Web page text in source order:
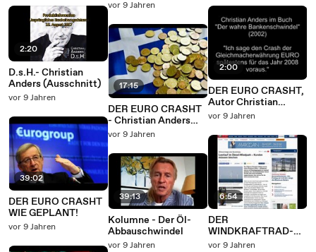
2:20
D.s.H.- Christian
Anders (Ausschnitt)
vor 9 Jahren
39:02
DER EURO CRASHT
WIE GEPLANT!
vor 9 Jahren
vor 9 Jahren
17:15
DER EURO CRASHT
- Christian Anders
liest aus seinem Buch
vor 9 Jahren
39:13
Kolumne - Der Öl-
Abbauschwindel
vor 9 Jahren
2:00
DER EURO CRASHT,
Autor Christian
Anders - Buchtrailer
vor 9 Jahren
6:54
DER
WINDKRAFTRAD-
SCHWINDEL!
vor 9 Jahren